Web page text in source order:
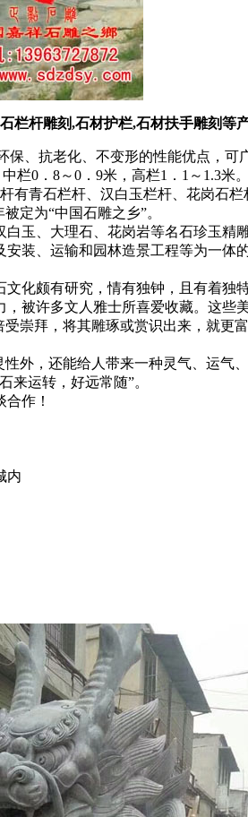
杆雕刻,石材护栏,石材扶手雕刻
、抗老化、不变形的性能优点，可
0．8～0．9米，高栏1．1～1.3米
青石栏杆、汉白玉栏杆、花岗石栏
定为“中国石雕之乡”。
、大理石、花岗岩等名石珍玉精
装、运输和园林造景工程等为一
颇有研究，情有独钟，且有着独特
许多文人雅士所喜爱收藏。这些
崇拜，将其雕琢或赏识出来，就
，还能给人带来一种灵气、运气、
运转，好远常随”。
作！
内